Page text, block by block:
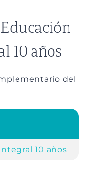
10 años
del
10 años